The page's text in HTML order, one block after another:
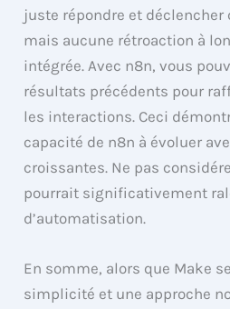
juste répondre et déclencher
mais aucune rétroaction à
intégrée. Avec n8n, vous
résultats précédents pour
les interactions. Ceci
capacité de n8n à évoluer
croissantes. Ne pas
pourrait significativement
d’automatisation.
En somme, alors que Make
simplicité et une approche